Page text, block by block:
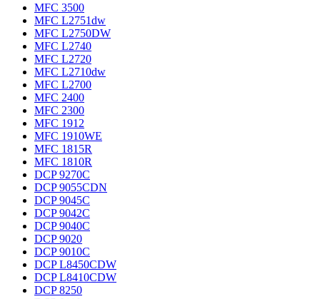
MFC 3500
MFC L2751dw
MFC L2750DW
MFC L2740
MFC L2720
MFC L2710dw
MFC L2700
MFC 2400
MFC 2300
MFC 1912
MFC 1910WE
MFC 1815R
MFC 1810R
DCP 9270C
DCP 9055CDN
DCP 9045C
DCP 9042C
DCP 9040C
DCP 9020
DCP 9010C
DCP L8450CDW
DCP L8410CDW
DCP 8250